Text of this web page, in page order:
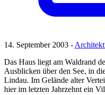
14. September 2003 -
Das Haus liegt am Waldrand
Ausblicken über den See, in
Lindau. Im Gelände alter
hier im letzten Jahrzehnt ein